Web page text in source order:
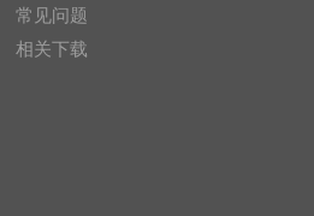
常见问题
相关下载